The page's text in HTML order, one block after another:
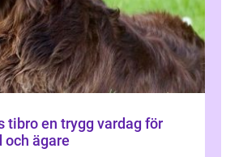
vardag för
och ägare